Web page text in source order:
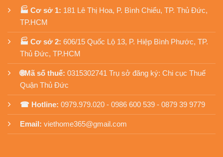
🏭 Cơ sở 1: 181 Lê Thị Hoa, P. Bình Chiểu, TP. Thủ Đức,
TP.HCM
🏭 Cơ sở 2: 606/15 Quốc Lộ 13, P. Hiệp Bình Phước, TP.
Thủ Đức, TP.HCM
🌐Mã số thuế: 0315302741 Trụ sở đăng ký: Chi cục Thuế
Quận Thủ Đức
☎ Hotline: 0979.979.020 - 0986 600 539 - 0879 39 9779
Email: viethome365@gmail.com